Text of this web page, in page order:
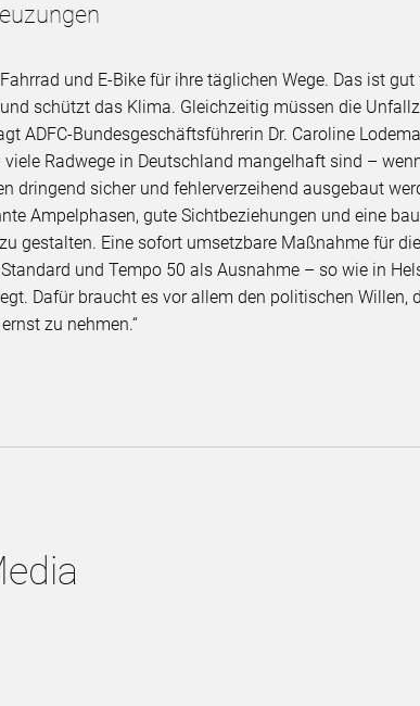
und E-Bike für ihre täglichen Wege. Das ist gut
schützt das Klima. Gleichzeitig müssen die
ADFC-Bundesgeschäftsführerin Dr. Caroline
Radwege in Deutschland mangelhaft sind –
dringend sicher und fehlerverzeihend ausgebaut
Ampelphasen, gute Sichtbeziehungen und eine
gestalten. Eine sofort umsetzbare Maßnahme für
und Tempo 50 als Ausnahme – so wie in
Dafür braucht es vor allem den politischen Willen,
zu nehmen.“